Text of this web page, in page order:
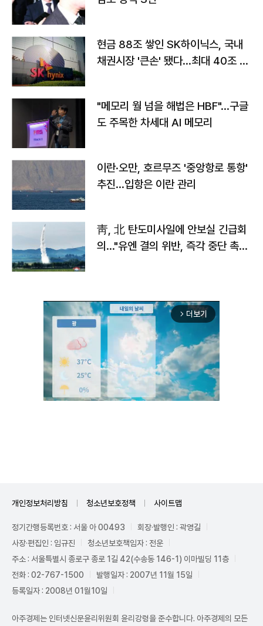
현금 88조 쌓인 SK하이닉스, 국내
채권시장 '큰손' 됐다…최대 40조 투
"메모리 월 넘을 해법은 HBF"…구글
도 주목한 차세대 AI 메모리
이란·오만, 호르무즈 '중앙항로 통항'
추진…입항은 이란 관리
靑, 北 탄도미사일에 안보실 긴급회
의…"유엔 결의 위반, 즉각 중단 촉
arrow_forward_ios 더보기
개인정보처리방침 청소년보호정책 사이트맵
정기간행등록번호 : 서울 아 00493
회장·발행인 : 곽영길
사장·편집인 : 임규진
청소년보호책임자 : 전운
주소 : 서울특별시 종로구 종로 1길 42(수송동 146-1) 이마빌딩 11층
전화 : 02-767-1500
발행일자 : 2007년 11월 15일
등록일자 : 2008년 01월10일
아주경제는 인터넷신문윤리위원회 윤리강령을 준수합니다. 아주경제의 모든